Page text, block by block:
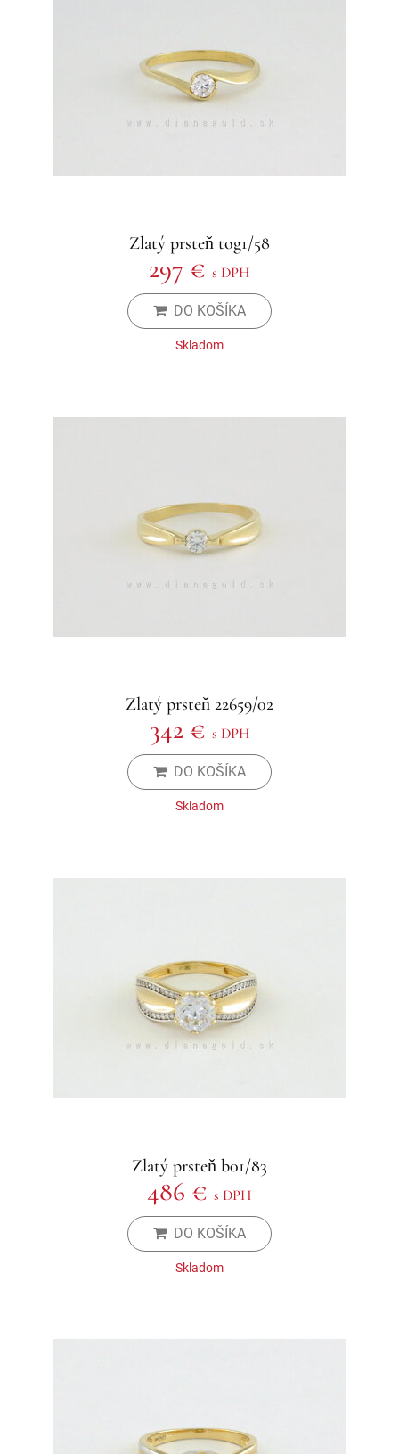
Zlatý prsteň tog1/58
297 € s DPH
DO KOŠÍKA
Skladom
Zlatý prsteň 22659/02
342 € s DPH
DO KOŠÍKA
Skladom
Zlatý prsteň b01/83
486 € s DPH
DO KOŠÍKA
Skladom